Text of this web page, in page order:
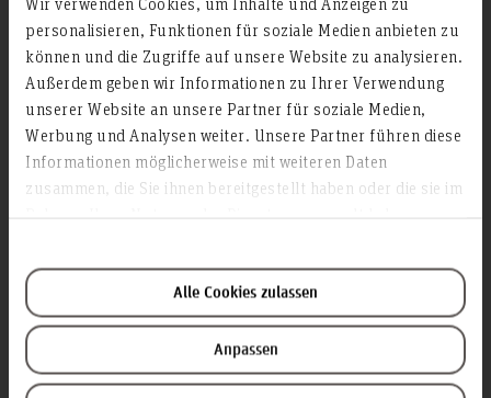
personalisieren, Funktionen für soziale Medien anbieten zu
können und die Zugriffe auf unsere Website zu analysieren.
Außerdem geben wir Informationen zu Ihrer Verwendung
unserer Website an unsere Partner für soziale Medien,
Werbung und Analysen weiter. Unsere Partner führen diese
Informationen möglicherweise mit weiteren Daten
zusammen, die Sie ihnen bereitgestellt haben oder die sie im
Alle Cookies zulassen
Anpassen
Homepage of the Hochschule Hannover
Press
Search for persons
Career
Service & Organisation
Advisory Services
Communications and Marketing
Data protection